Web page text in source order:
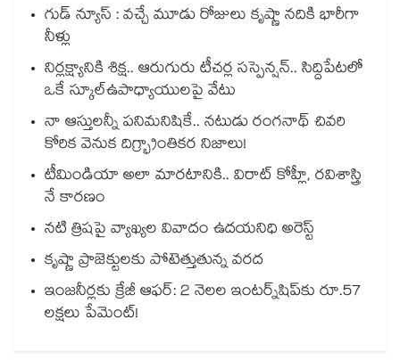
గుడ్ న్యూస్ : వచ్చే మూడు రోజులు కృష్ణా నదికి భారీగా
నీళ్లు
నిర్లక్ష్యానికి శిక్ష.. ఆరుగురు టీచర్ల సస్పెన్షన్.. సిద్దిపేటలో
ఒకే స్కూల్ఉపాధ్యాయులపై వేటు
నా ఆస్తులన్నీ పనిమనిషికే.. నటుడు రంగనాథ్ చివరి
కోరిక వెనుక దిగ్భ్రాంతికర నిజాలు!
టీమిండియా అలా మారటానికి.. విరాట్ కోహ్లీ, రవిశాస్త్రి
నే కారణం
నటి త్రిషపై వ్యాఖ్యల వివాదం ఉదయనిధి అరెస్ట్
కృష్ణా ప్రాజెక్టులకు పోటెత్తుతున్న వరద
ఇంజనీర్లకు క్రేజీ ఆఫర్: 2 నెలల ఇంటర్న్‌షిప్‌కు రూ.57
లక్షలు పేమెంట్!